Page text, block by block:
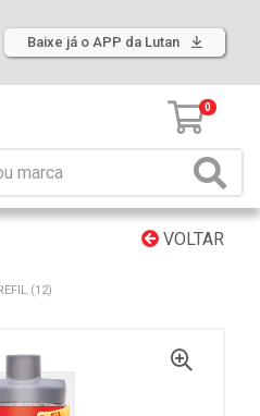
Baixe já o APP da Lutan
0
VOLTAR
(12)